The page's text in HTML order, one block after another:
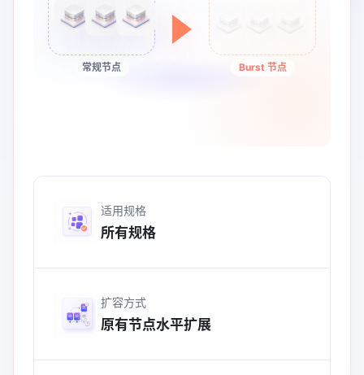
常规节点 Burst 节点
适用规格
所有规格
扩容方式
原有节点水平扩展